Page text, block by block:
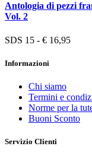
Antologia di pezzi
Vol. 2
SDS 15 - € 16,95
Informazioni
Chi siamo
Termini e
Norme per la
Buoni Sconto
Servizio Clienti